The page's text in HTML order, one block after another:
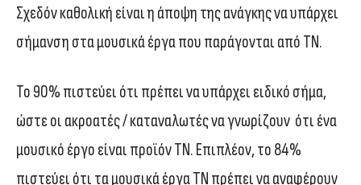
Σχεδόν καθολική είναι η άποψη της ανάγκης να υπάρχει
σήμανση στα μουσικά έργα που παράγονται από ΤΝ.
Το 90% πιστεύει ότι πρέπει να υπάρχει ειδικό σήμα,
ώστε οι ακροατές / καταναλωτές να γνωρίζουν ότι ένα
μουσικό έργο είναι προϊόν ΤΝ. Επιπλέον, το 84%
πιστεύει ότι τα μουσικά έργα ΤΝ πρέπει να αναφέρουν